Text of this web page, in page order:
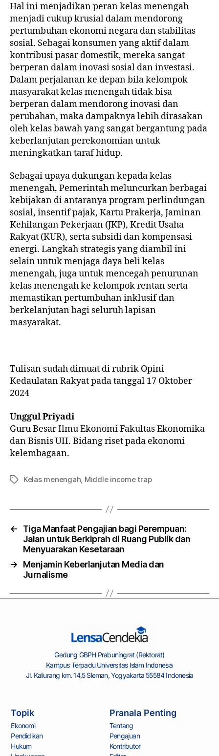
Hal ini menjadikan peran kelas menengah
menjadi cukup krusial dalam mendorong
pertumbuhan ekonomi negara dan stabilitas
sosial. Sebagai konsumen yang aktif dalam
kontribusi pasar domestik, mereka sangat
berperan dalam inovasi sosial dan investasi.
Dalam perjalanan ke depan bila kelompok
masyarakat kelas menengah tidak bisa
berperan dalam mendorong inovasi dan
perubahan, maka dampaknya lebih dirasakan
oleh kelas bawah yang sangat bergantung pada
keberlanjutan perekonomian untuk
meningkatkan taraf hidup.
Sebagai upaya dukungan kepada kelas
menengah, Pemerintah meluncurkan berbagai
kebijakan di antaranya program perlindungan
sosial, insentif pajak, Kartu Prakerja, Jaminan
Kehilangan Pekerjaan (JKP), Kredit Usaha
Rakyat (KUR), serta subsidi dan kompensasi
energi. Langkah strategis yang diambil ini
selain untuk menjaga daya beli kelas
menengah, juga untuk mencegah penurunan
kelas menengah ke kelompok rentan serta
memastikan pertumbuhan inklusif dan
berkelanjutan bagi seluruh lapisan
masyarakat.
Tulisan sudah dimuat di rubrik Opini
Kedaulatan Rakyat pada tanggal 17 Oktober
2024
Unggul Priyadi
Guru Besar Ilmu Ekonomi Fakultas Ekonomika
dan Bisnis UII. Bidang riset pada ekonomi
kelembagaan.
Kelas menengah, Middle income trap
←
Tiga Manfaat Pengajian bagi Perempuan:
Jalan untuk Berkiprah di Ruang Publik dan
Menyuarakan Kesetaraan
→
Menjamin Keberlanjutan Media dan
Jurnalisme
Gedung GBPH Prabuningrat (Rektorat)
Kampus Terpadu Universitas Islam Indonesia
Jl. Kaliurang km. 14,5 Sleman, Yogyakarta 55584 Indonesia
Topik
Ekonomi
Pendidikan
Hukum
Pranala Penting
Tentang
Pengajuan
Kontributor